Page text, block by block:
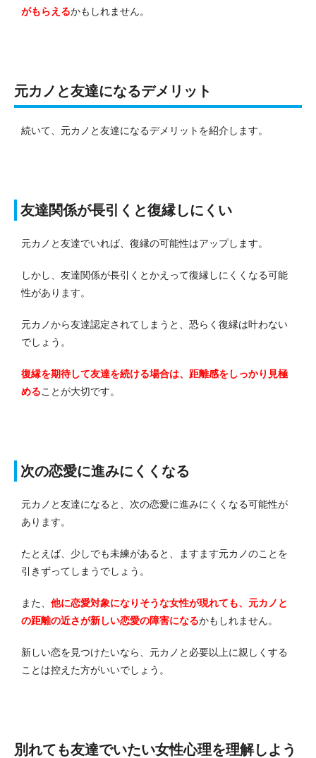
がもらえるかもしれません。
元カノと友達になるデメリット
続いて、元カノと友達になるデメリットを紹介します。
友達関係が長引くと復縁しにくい
元カノと友達でいれば、復縁の可能性はアップします。
しかし、友達関係が長引くとかえって復縁しにくくなる可能
性があります。
元カノから友達認定されてしまうと、恐らく復縁は叶わない
でしょう。
復縁を期待して友達を続ける場合は、距離感をしっかり見極
めることが大切です。
次の恋愛に進みにくくなる
元カノと友達になると、次の恋愛に進みにくくなる可能性が
あります。
たとえば、少しでも未練があると、ますます元カノのことを
引きずってしまうでしょう。
また、 他に恋愛対象になりそうな女性が現れても、元カノと
の距離の近さが新しい恋愛の障害になるかもしれません。
新しい恋を見つけたいなら、元カノと必要以上に親しくする
ことは控えた方がいいでしょう。
別れても友達でいたい女性心理を理解しよう